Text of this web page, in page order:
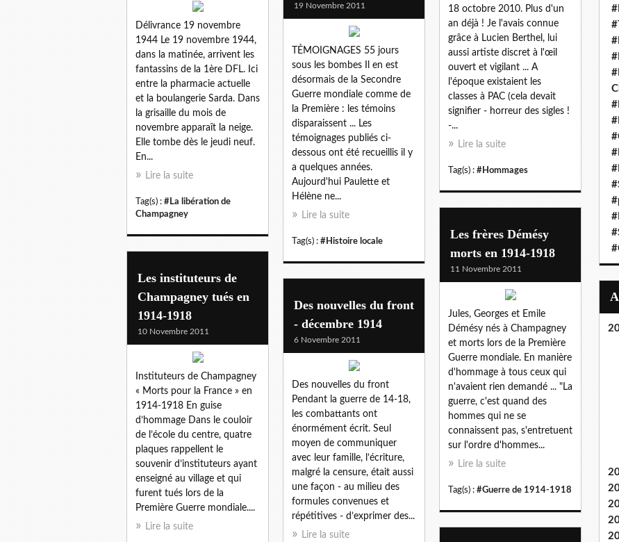
18 octobre 2010. Plus d'un
an déjà ! Je l'avais connue
grâce à Lucien Berthel, lui
aussi artiste discret à l'œil
ouvert et vigilant ... A
l'époque existaient les
classes à PAC (cela devait
signifier - horreur des sigles !
-...
Lire la suite
Tag(s) : #Hommages
19 Novembre 2011
TẺMOIGNAGES 55 jours
sous les bombes Il en est
désormais de la Secondre
Guerre mondiale comme de
la Première : les témoins
disparaissent ... Les
témoignages publiés ci-
dessous ont été recueillis il y
a quelques années.
Aujourd'hui Paulette et
Hélène ne...
Lire la suite
Tag(s) : #Histoire locale
Délivrance 19 novembre
1944 Le 19 novembre 1944,
dans la matinée, arrivent les
fantassins de la 1ère DFL. Ici
entre la pharmacie actuelle
et la boulangerie Sarda. Dans
la grisaille du mois de
novembre apparaît la neige.
Elle tombe dès le jeudi neuf.
En...
Lire la suite
Tag(s) : #La libération de
Champagney
Les frères Démésy
morts en 1914-1918
11 Novembre 2011
Jules, Georges et Emile
Démésy nés à Champagney
et morts lors de la Première
Guerre mondiale. En manière
d'hommage à tous ceux qui
n'avaient rien demandé ... "La
guerre, c'est quand des
hommes qui ne se
connaissent pas, s'entretuent
sur l'ordre d'hommes...
Lire la suite
Tag(s) : #Guerre de 1914-1918
Les instituteurs de
Champagney tués en
1914-1918
10 Novembre 2011
Instituteurs de Champagney
« Morts pour la France » en
1914-1918 En guise
d’hommage Dans le couloir
de l’école du centre, quatre
plaques rappellent le
souvenir d’instituteurs ayant
enseigné au village et qui
furent tués lors de la
Première Guerre mondiale....
Lire la suite
Des nouvelles du front
- décembre 1914
6 Novembre 2011
Des nouvelles du front
Pendant la guerre de 14-18,
les combattants ont
énormément écrit. Seul
moyen de communiquer
avec leur famille, l’écriture,
malgré la censure, était aussi
une façon - au milieu des
formules convenues et
répétitives - d’exprimer des...
Lire la suite